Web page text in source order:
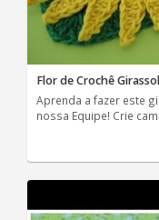
Flor de Crochê
Aprenda a fazer este
nossa Equipe! Crie